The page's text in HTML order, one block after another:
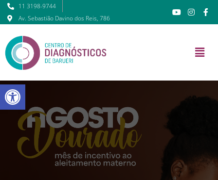
11 3198-9744
Av. Sebastião Davino dos Reis, 786
Barra de Ferramentas